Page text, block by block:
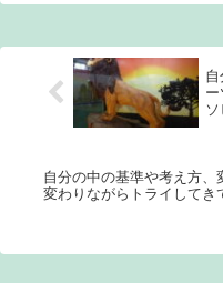
自分の中の基準や考え方、
変わりながらトライしてき